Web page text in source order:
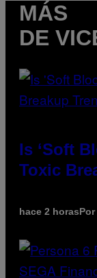
MÁS
DE
Is ‘Soft
Toxic
hace 2 horasPor